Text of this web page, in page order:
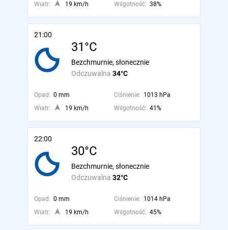
Wiatr:
19 km/h Wilgotność: 38%
21:00
31°C
Odczuwalna 34°C
Bezchmurnie, słonecznie
Opad: 0 mm Ciśnienie: 1013 hPa
Wiatr:
19 km/h Wilgotność: 41%
22:00
30°C
Odczuwalna 32°C
Bezchmurnie, słonecznie
Opad: 0 mm Ciśnienie: 1014 hPa
Wiatr:
19 km/h Wilgotność: 45%